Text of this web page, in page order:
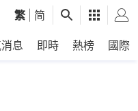
繁 简
息 即時 熱榜 國際